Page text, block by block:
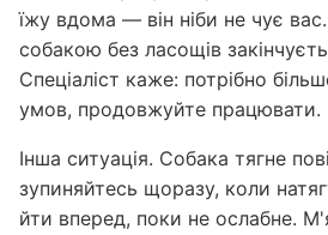
їжу вдома — він ніби не чує
собакою без ласощів
Спеціаліст каже: потрібно
умов, продовжуйте працювати.
Інша ситуація. Собака тягне
зупиняйтесь щоразу, коли
йти вперед, поки не ослабне.